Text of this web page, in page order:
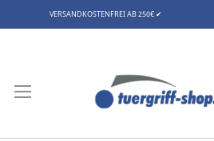
VERSANDKOSTENFREI AB 250€ ✔
springen